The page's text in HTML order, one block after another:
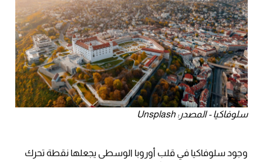
سلوفاكيا - المصدر: Unsplash
وجود سلوفاكيا في قلب أوروبا الوسطى يجعلها نقطة تحرك